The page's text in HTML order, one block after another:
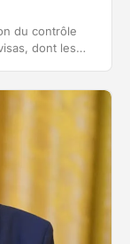
du contrôle
dont les